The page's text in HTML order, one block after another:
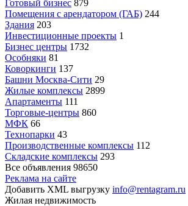
Готовый бизнес 879
Помещения с арендатором (ГАБ) 244
Здания 203
Инвестиционные проекты 1
Бизнес центры 1732
Особняки 81
Коворкинги 137
Башни Москва-Сити 29
Жилые комплексы 2899
Апартаменты 111
Торговые-центры 860
МФК 66
Технопарки 43
Производственные комплексы 112
Складские комплексы 293
Все объявления 98650
Реклама на сайте
Добавить XML выгрузку info@rentagram.ru
Жилая недвижимость